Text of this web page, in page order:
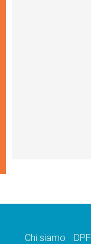
Chi siamo DPF